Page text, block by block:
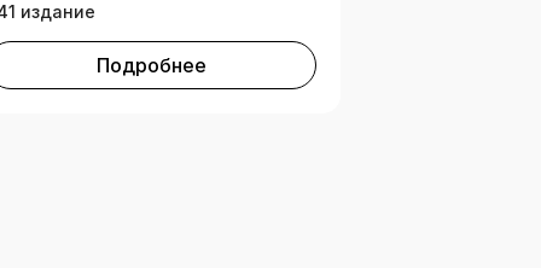
издание
Подробнее